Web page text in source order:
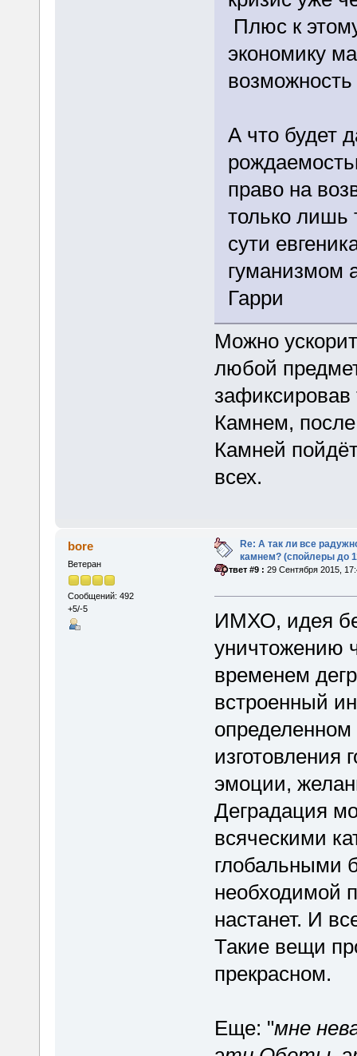
Плюс к
экономику
А что будет
право на
только лишь
сути
гуманизмом
Гарри
Можно
любой
Камнем,
Камней
всех.
bore
Ветеран
Сообщений: 492
+5/-5
Re: А так ли все
камнем? (спойлеры до
«Ответ #9 : 29 Сентября 2015,
ИМХО, идея
уничтожению
временем
встроенный
определенном
изготовления
эмоции,
Деградация
всяческими
глобальными
необходимой
настанет. И
Такие вещи
прекрасном.
Еще: "мне